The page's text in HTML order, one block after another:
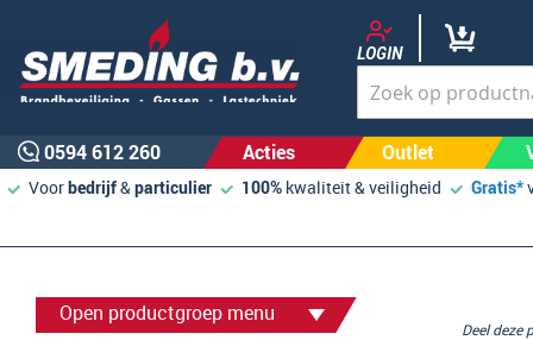
LOGIN
0594 612 260 Acties Outlet
Voorbedrijf&particulier 100% kwaliteit & veiligheid Gratis*
Open productgroep menu
Deel